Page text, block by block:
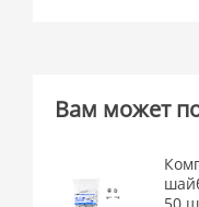
Вам может